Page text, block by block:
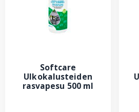
Softcare
Ulkokalusteiden
rasvapesu 500 ml